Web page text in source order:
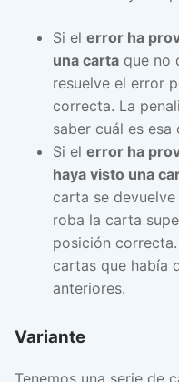
Si el error ha
una cartaque no
resuelve el error
correcta. La
saber cuál es esa
Si el error ha
haya visto una
carta se
roba la carta
posición
cartas que había
anteriores.
Variante